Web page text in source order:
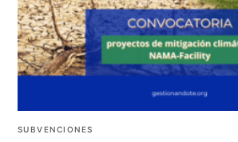
SUBVENCIONES